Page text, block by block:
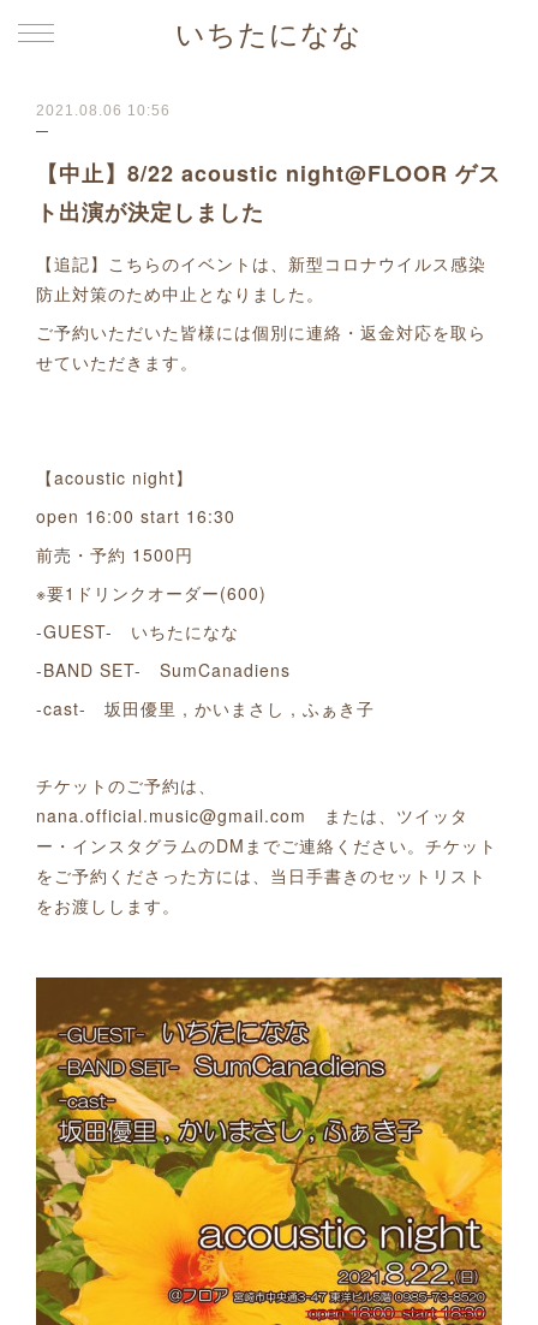
いちたになな
2021.08.06 10:56
【中止】8/22 acoustic night@FLOOR ゲス
ト出演が決定しました
【追記】こちらのイベントは、新型コロナウイルス感染
防止対策のため中止となりました。
ご予約いただいた皆様には個別に連絡・返金対応を取ら
せていただきます。
【acoustic night】
open 16:00 start 16:30
前売・予約 1500円
※要1ドリンクオーダー(600)
-GUEST- いちたになな
-BAND SET- SumCanadiens
-cast- 坂田優里 , かいまさし , ふぁき子
チケットのご予約は、
nana.official.music@gmail.com または、ツイッタ
ー・インスタグラムのDMまでご連絡ください。チケット
をご予約くださった方には、当日手書きのセットリスト
をお渡しします。